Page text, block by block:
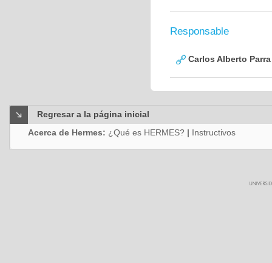
Responsable
Carlos Alberto
Regresar a la página inicial
Acerca de Hermes: ¿Qué es HERMES? | Instructivos